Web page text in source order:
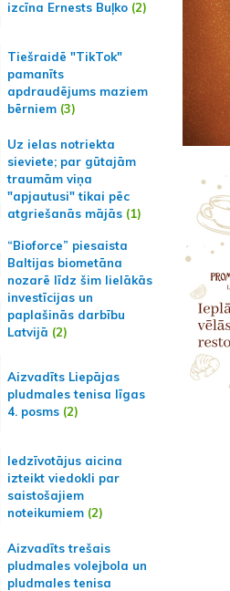
izcīna Ernests Buļko (2)
Tiešraidē "TikTok"
pamanīts
apdraudējums maziem
bērniem (3)
Uz ielas notriekta
sieviete; par gūtajām
traumām viņa
"apjautusi" tikai pēc
atgriešanās mājās (1)
“Bioforce” piesaista
Baltijas biometāna
nozarē līdz šim lielākās
investīcijas un
paplašinās darbību
Latvijā (2)
Aizvadīts Liepājas
pludmales tenisa līgas
4. posms (2)
Iedzīvotājus aicina
izteikt viedokli par
saistošajiem
noteikumiem (2)
Aizvadīts trešais
pludmales volejbola un
pludmales tenisa